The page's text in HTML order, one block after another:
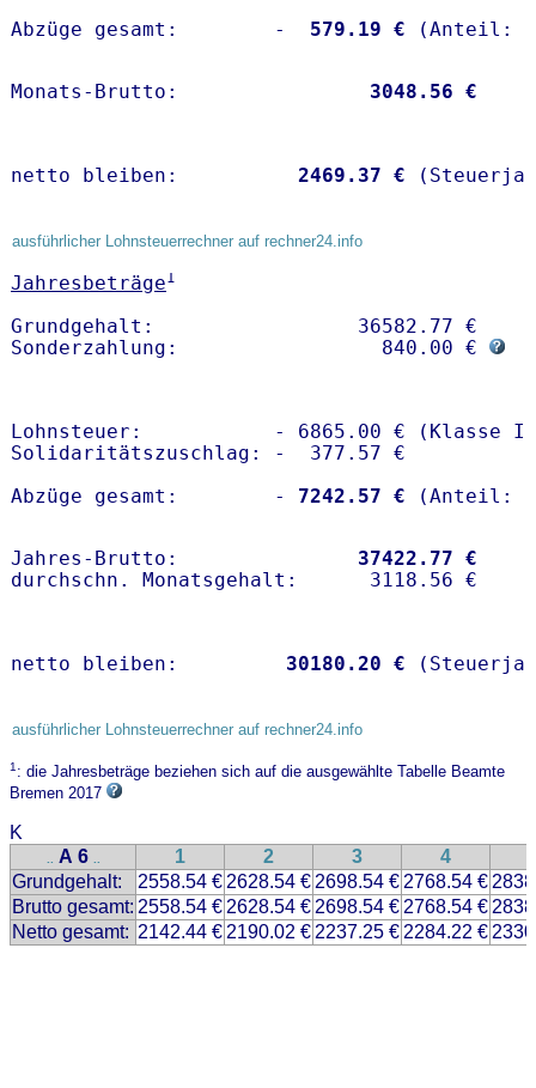
Abzüge gesamt:        -
  579.19 €
Monats-Brutto: 3048.56 €
netto bleiben: 2469.37 €
ausführlicher Lohnsteuerrechner auf rechner24.info
Jahresbeträge1
Grundgehalt:                 36582.77 €
Sonderzahlung:                 840.00 €
Lohnsteuer:           - 6865.00 € (Klasse I)
Solidaritätszuschlag: -  377.57 €
Abzüge gesamt:        -
7242.57 €
Jahres-Brutto: 37422.77 €
netto bleiben: 30180.20 €
ausführlicher Lohnsteuerrechner auf rechner24.info
1: die Jahresbeträge beziehen sich auf die ausgewählte Tabelle Beamte
Bremen 2017
K
.. A 6 .. 1 2 3 4
Grundgehalt:
2558.54 € 2628.54 € 2698.54 € 2768.54 €
Brutto gesamt: 2558.54 € 2628.54 € 2698.54 € 2768.54 €
Netto gesamt: 2142.44 € 2190.02 € 2237.25 € 2284.22 €